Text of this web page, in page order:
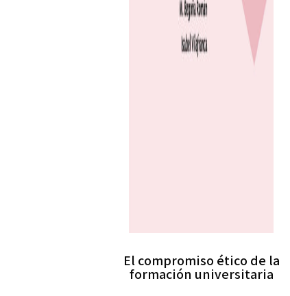
El compromiso ético de la
formación universitaria